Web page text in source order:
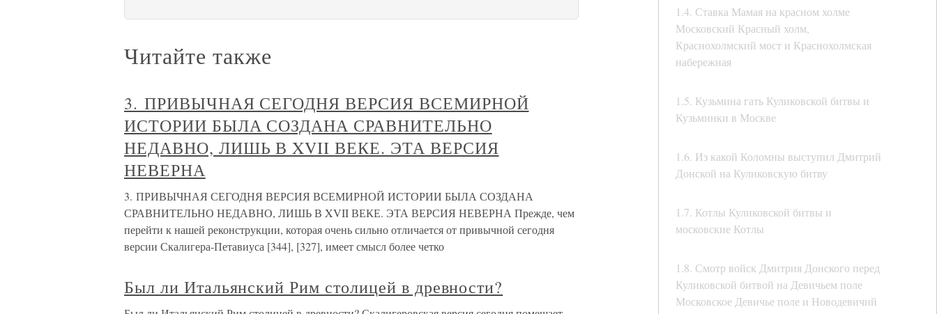
1.4. Ставка Мамая на красном холме
Московский Красный холм,
Краснохолмский мост и Краснохолмская
набережная
1.5. Кузьмина гать Куликовской битвы и
Кузьминки в Москве
1.6. Из какой Коломны выступил Дмитрий
Донской на Куликовскую битву
1.7. Котлы Куликовской битвы и
московские Котлы
1.8. Смотр войск Дмитрия Донского перед
Куликовской битвой на Девичьем поле
Московское Девичье поле и Новодевичий
Читайте также
3. ПРИВЫЧНАЯ СЕГОДНЯ ВЕРСИЯ ВСЕМИРНОЙ
ИСТОРИИ БЫЛА СОЗДАНА СРАВНИТЕЛЬНО
НЕДАВНО, ЛИШЬ В XVII ВЕКЕ. ЭТА ВЕРСИЯ
НЕВЕРНА
3. ПРИВЫЧНАЯ СЕГОДНЯ ВЕРСИЯ ВСЕМИРНОЙ ИСТОРИИ БЫЛА СОЗДАНА
СРАВНИТЕЛЬНО НЕДАВНО, ЛИШЬ В XVII ВЕКЕ. ЭТА ВЕРСИЯ НЕВЕРНА Прежде, чем
перейти к нашей реконструкции, которая очень сильно отличается от привычной сегодня
версии Скалигера-Петавиуса [344], [327], имеет смысл более четко
Был ли Итальянский Рим столицей в древности?